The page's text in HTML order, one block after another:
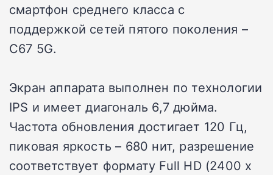
смартфон среднего класса с
поддержкой сетей пятого поколения –
C67 5G.
Экран аппарата выполнен по технологии
IPS и имеет диагональ 6,7 дюйма.
Частота обновления достигает 120 Гц,
пиковая яркость – 680 нит, разрешение
соответствует формату Full HD (2400 х